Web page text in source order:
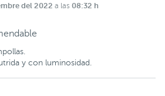
del 2022 a las 08:32 h
y con luminosidad.